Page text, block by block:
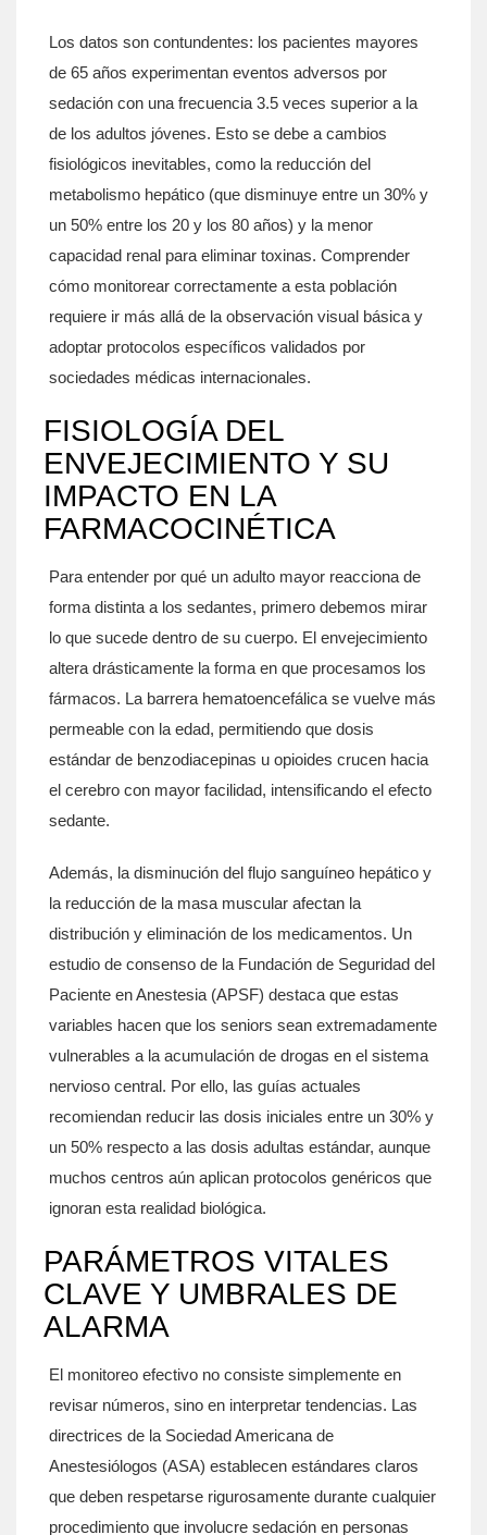
Los datos son contundentes: los pacientes mayores
de 65 años experimentan eventos adversos por
sedación con una frecuencia 3.5 veces superior a la
de los adultos jóvenes. Esto se debe a cambios
fisiológicos inevitables, como la reducción del
metabolismo hepático (que disminuye entre un 30% y
un 50% entre los 20 y los 80 años) y la menor
capacidad renal para eliminar toxinas. Comprender
cómo monitorear correctamente a esta población
requiere ir más allá de la observación visual básica y
adoptar protocolos específicos validados por
sociedades médicas internacionales.
FISIOLOGÍA DEL
ENVEJECIMIENTO Y SU
IMPACTO EN LA
FARMACOCINÉTICA
Para entender por qué un adulto mayor reacciona de
forma distinta a los sedantes, primero debemos mirar
lo que sucede dentro de su cuerpo. El envejecimiento
altera drásticamente la forma en que procesamos los
fármacos. La barrera hematoencefálica se vuelve más
permeable con la edad, permitiendo que dosis
estándar de benzodiacepinas u opioides crucen hacia
el cerebro con mayor facilidad, intensificando el efecto
sedante.
Además, la disminución del flujo sanguíneo hepático y
la reducción de la masa muscular afectan la
distribución y eliminación de los medicamentos. Un
estudio de consenso de la Fundación de Seguridad del
Paciente en Anestesia (APSF) destaca que estas
variables hacen que los seniors sean extremadamente
vulnerables a la acumulación de drogas en el sistema
nervioso central. Por ello, las guías actuales
recomiendan reducir las dosis iniciales entre un 30% y
un 50% respecto a las dosis adultas estándar, aunque
muchos centros aún aplican protocolos genéricos que
ignoran esta realidad biológica.
PARÁMETROS VITALES
CLAVE Y UMBRALES DE
ALARMA
El monitoreo efectivo no consiste simplemente en
revisar números, sino en interpretar tendencias. Las
directrices de la Sociedad Americana de
Anestesiólogos (ASA) establecen estándares claros
que deben respetarse rigurosamente durante cualquier
procedimiento que involucre sedación en personas